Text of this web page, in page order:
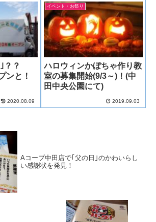
？？
ンと！
2020.08.09
イベント・お祭り
ハロウィンかぼちゃ作り教
室の募集開始(9/3～)！(中
田中央公園にて)
2019.09.03
Aコープ中田店で｢父の日｣のかわいらし
い感謝状を発見！